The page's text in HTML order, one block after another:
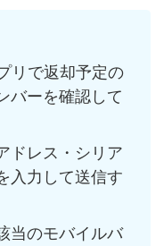
リで返却予定の
バーを確認して
ドレス・シリア
入力して送信す
当のモバイルバ